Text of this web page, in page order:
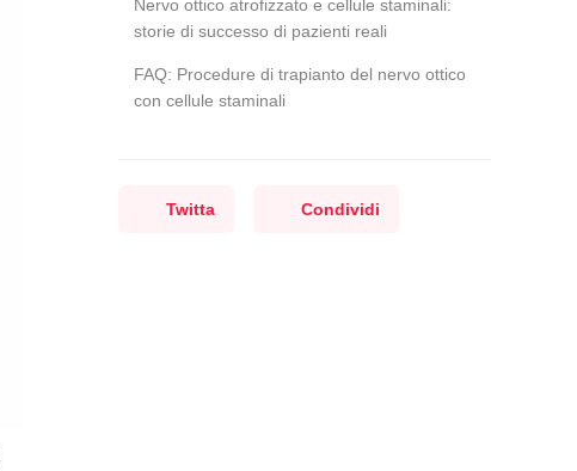
Nervo ottico atrofizzato e cellule staminali:
storie di successo di pazienti reali
FAQ: Procedure di trapianto del nervo ottico
con cellule staminali
Twitta Condividi